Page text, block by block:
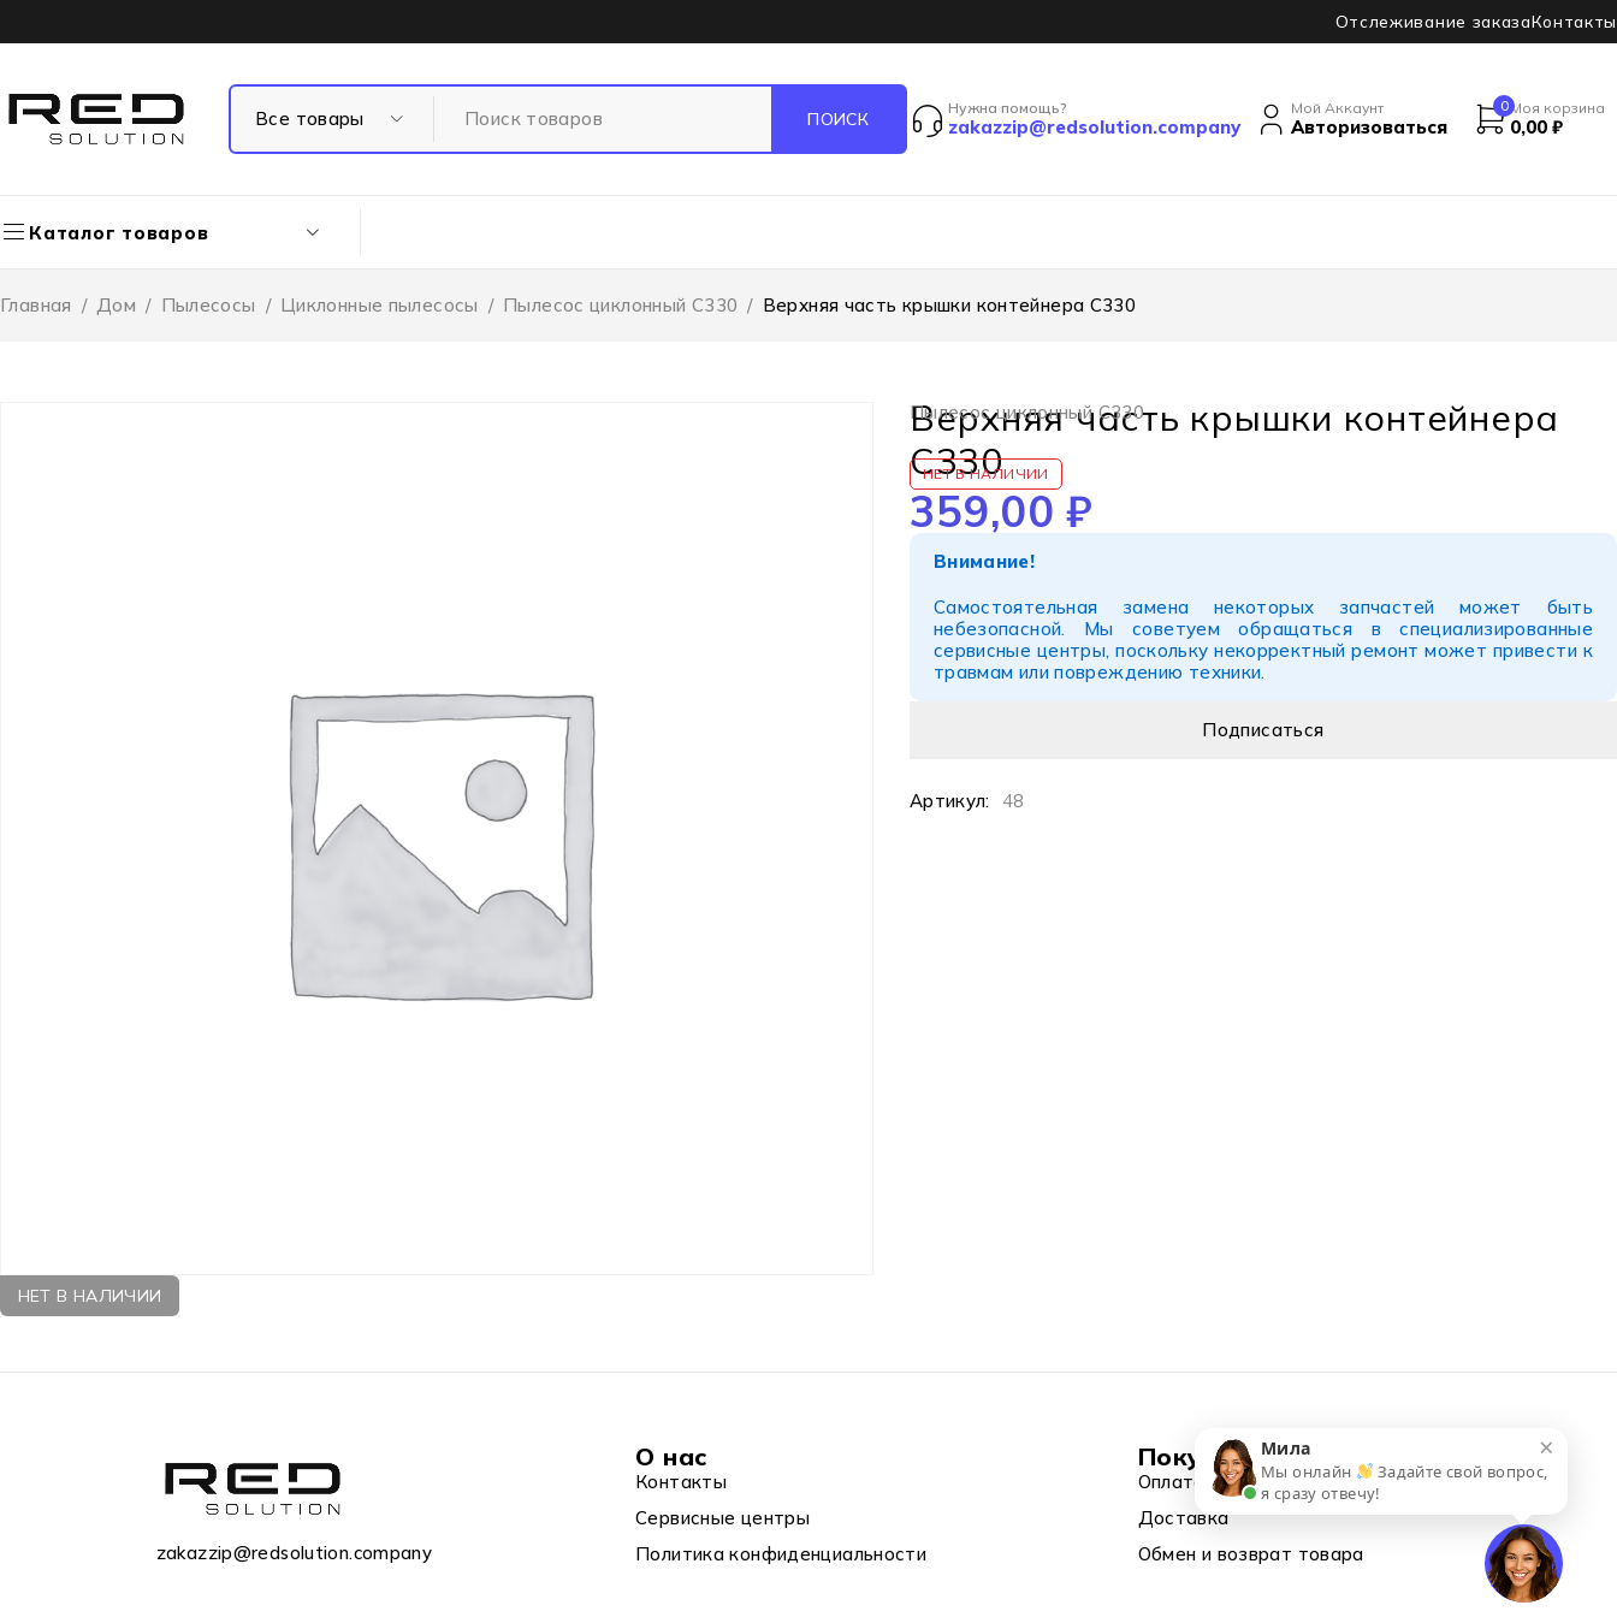
Отслеживание заказаКонтакты
Нужна помощь?
zakazzip@redsolution.company
Мой Аккаунт
Авторизоваться
0 Моя корзина
0,00 ₽
Каталог товаров
Главная / Дом / Пылесосы / Циклонные пылесосы / Пылесос циклонный C330 / Верхняя часть крышки контейнера C330
НЕТ В НАЛИЧИИ
Пылесос циклонный C330
Верхняя часть крышки контейнера
C330
НЕТ В НАЛИЧИИ
359,00₽
Внимание!
Самостоятельная замена некоторых запчастей может быть
небезопасной. Мы советуем обращаться в специализированные
сервисные центры, поскольку некорректный ремонт может привести к
травмам или повреждению техники.
Артикул: 48
zakazzip@redsolution.company
О нас
Контакты
Сервисные центры
Политика конфиденциальности
Покупка
Оплата
Доставка
Обмен и возврат товара
×
Мила
Мы онлайн
Задайте свой вопрос,
я сразу отвечу!